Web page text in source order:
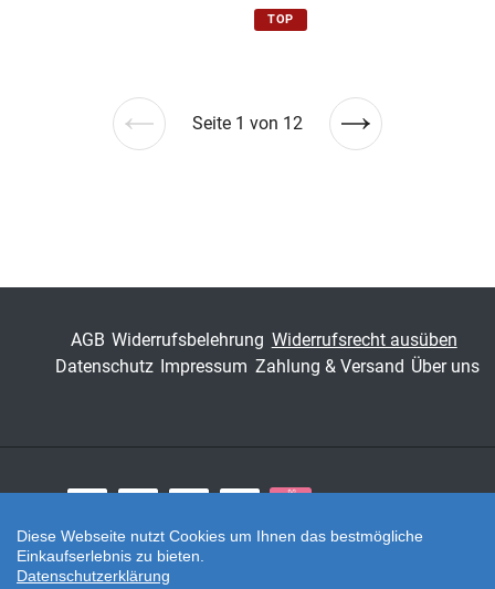
TOP
Vorherige
Seite 1 von 12
Nächste
AGB Widerrufsbelehrung Widerrufsrecht ausüben
Datenschutz Impressum Zahlung & Versand Über uns
Zahlungsarten
Twitter
Diese Webseite nutzt Cookies um Ihnen das bestmögliche
Einkaufserlebnis zu bieten.
Datenschutzerklärung